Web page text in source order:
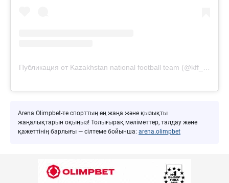
Arena Olimpbet-те спорттың ең жаңа және қызықты
жаңалықтарын оқыңыз! Толығырақ мәліметтер, талдау және
қажеттінің барлығы — сілтеме бойынша: arena.olimpbet